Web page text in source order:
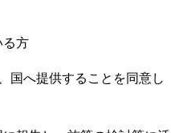
る方
国へ提供することを同意し